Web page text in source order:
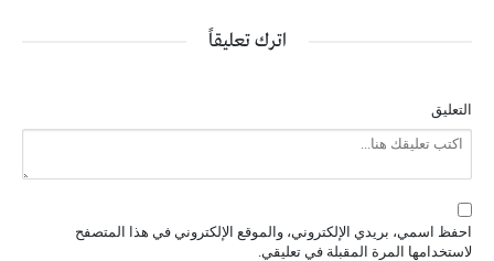
اترك تعليقاً
التعليق
احفظ اسمي، بريدي الإلكتروني، والموقع الإلكتروني في هذا المتصفح
لاستخدامها المرة المقبلة في تعليقي.